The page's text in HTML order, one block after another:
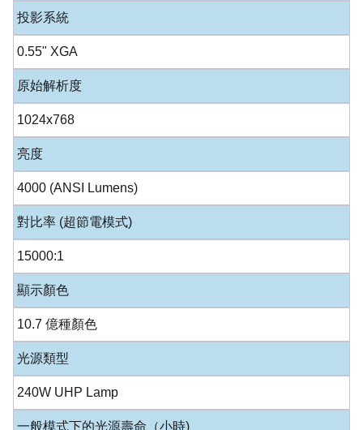
投影系統
0.55" XGA
原始解析度
1024x768
亮度
4000 (ANSI Lumens)
對比率 (超節電模式)
15000:1
顯示顏色
10.7 億種顏色
光源類型
240W UHP Lamp
一般模式下的光源壽命（小時)